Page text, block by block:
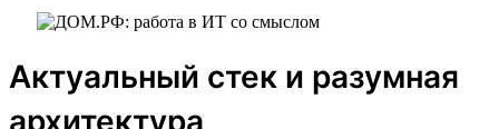
Актуальный стек и разумная
архитектура